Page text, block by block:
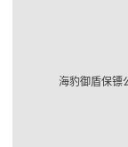
海豹御盾保镖